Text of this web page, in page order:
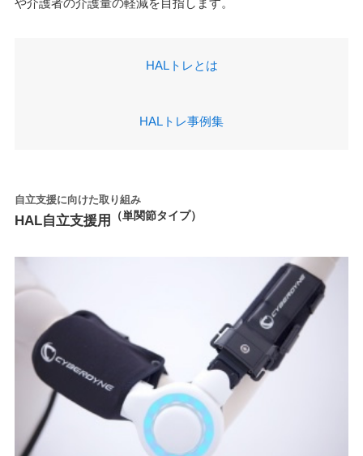
HALトレとは
HALトレ事例集
自立支援に向けた取り組み
HAL自立支援用 （単関節タイプ）